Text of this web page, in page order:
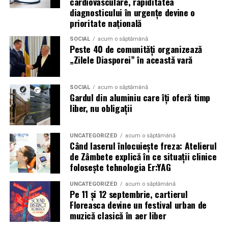
strict interzis.
Regulamentul complet, impreuna cu lista obiectelor
permise si interzise, poate fi consultat pe site-ul oficial
al festivalului.
Un festival construit
Summer Well 2026 este un festival Orange, sustinut de
parteneri care contribuie la experienta editiei
aniversare: glo™, ING, Peroni Nastro Azzurro, Ursus,
Bacardi, Martini, Jagermeister, Jack Daniel’s, Mega
Image, Pepsi, Fashion Days, alpro, Transalpina, vitamin
aqua, Lay’s, e-on, Academia de Studii Economice din
Bucuresti, FABIZ, Bucharest Business School, biciclop,
syoss, InterContinental Athénée Palace, Secom.
Abonamentele sunt disponibile pe summerwell.ro la
pretul de 513 lei. De asemenea, pot fi achizitionate
diagnosticului în urgențe devine o
prioritate națională
SOCIAL acum o săptămână
Peste 40 de comunități organizează
„Zilele Diasporei” în această vară
SOCIAL acum o săptămână
Gardul din aluminiu care îți oferă timp
liber, nu obligații
UNCATEGORIZED acum o săptămână
Când laserul înlocuiește freza: Atelierul
de Zâmbete explică în ce situații clinice
folosește tehnologia Er:YAG
UNCATEGORIZED acum o săptămână
Pe 11 și 12 septembrie, cartierul
Floreasca devine un festival urban de
muzică clasică în aer liber